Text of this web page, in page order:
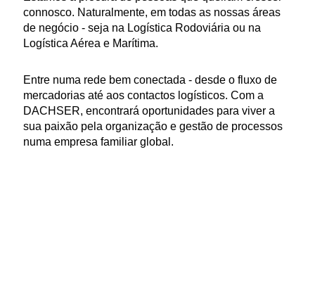
connosco. Naturalmente, em todas as nossas áreas
de negócio - seja na Logística Rodoviária ou na
Logística Aérea e Marítima.
Entre numa rede bem conectada - desde o fluxo de
mercadorias até aos contactos logísticos. Com a
DACHSER, encontrará oportunidades para viver a
sua paixão pela organização e gestão de processos
numa empresa familiar global.